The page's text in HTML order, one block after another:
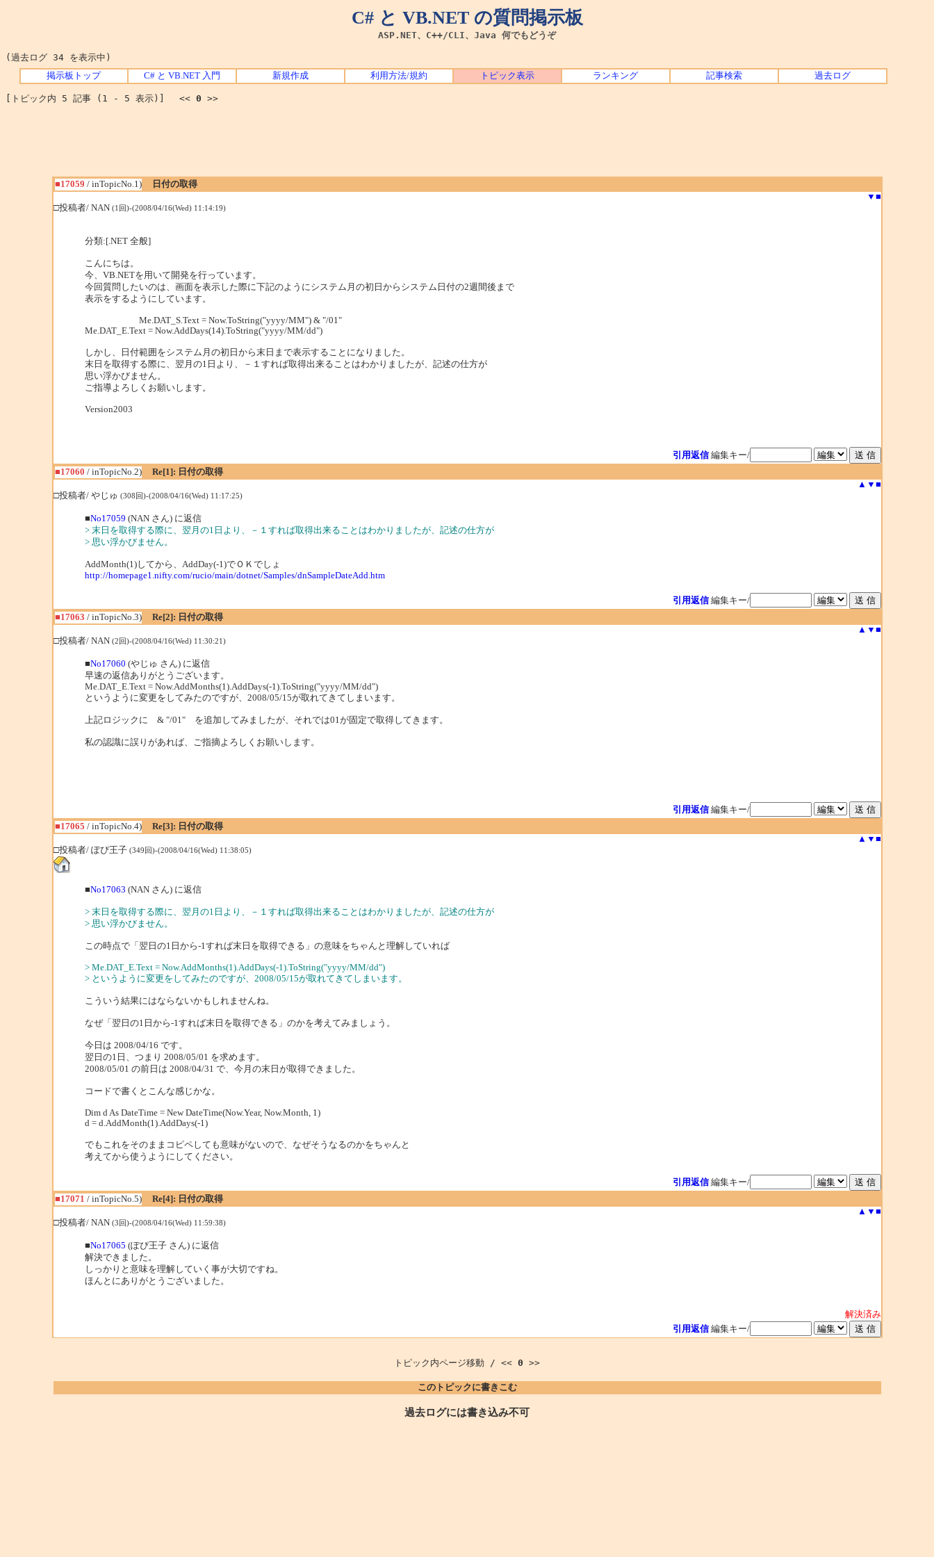
C# と VB.NET の質問掲示板
ASP.NET、C++/CLI、Java 何でもどうぞ
(過去ログ 34 を表示中)
掲示板トップ C# と VB.NET 入門 新規作成 利用方法/規約 トピック表示 ランキング 記事検索 過去ログ
[トピック内 5 記事 (1 - 5 表示)] << 0 >>
■17059 / inTopicNo.1)
日付の取得
▼ ■
□投稿者/ NAN (1回)-(2008/04/16(Wed) 11:14:19)
分類:[.NET 全般]
こんにちは。
今、VB.NETを用いて開発を行っています。
今回質問したいのは、画面を表示した際に下記のようにシステム月の初日からシステム日付の2週間後まで
表示をするようにしています。
Me.DAT_S.Text = Now.ToString("yyyy/MM") & "/01"
Me.DAT_E.Text = Now.AddDays(14).ToString("yyyy/MM/dd")
しかし、日付範囲をシステム月の初日から末日まで表示することになりました。
末日を取得する際に、翌月の1日より、－１すれば取得出来ることはわかりましたが、記述の仕方が
思い浮かびません。
ご指導よろしくお願いします。
Version2003
引用返信 編集キー/
■17060 / inTopicNo.2)
Re[1]: 日付の取得
▲ ▼ ■
□投稿者/ やじゅ (308回)-(2008/04/16(Wed) 11:17:25)
■No17059 (NAN さん) に返信
> 末日を取得する際に、翌月の1日より、－１すれば取得出来ることはわかりましたが、記述の仕方が
> 思い浮かびません。
AddMonth(1)してから、AddDay(-1)でＯＫでしょ
http://homepage1.nifty.com/rucio/main/dotnet/Samples/dnSampleDateAdd.htm
引用返信 編集キー/
■17063 / inTopicNo.3)
Re[2]: 日付の取得
▲ ▼ ■
□投稿者/ NAN (2回)-(2008/04/16(Wed) 11:30:21)
■No17060 (やじゅ さん) に返信
早速の返信ありがとうございます。
Me.DAT_E.Text = Now.AddMonths(1).AddDays(-1).ToString("yyyy/MM/dd")
というように変更をしてみたのですが、2008/05/15が取れてきてしまいます。
上記ロジックに & "/01" を追加してみましたが、それでは01が固定で取得してきます。
私の認識に誤りがあれば、ご指摘よろしくお願いします。
引用返信 編集キー/
■17065 / inTopicNo.4)
Re[3]: 日付の取得
▲ ▼ ■
□投稿者/ ぽぴ王子 (349回)-(2008/04/16(Wed) 11:38:05)
■No17063 (NAN さん) に返信
> 末日を取得する際に、翌月の1日より、－１すれば取得出来ることはわかりましたが、記述の仕方が
> 思い浮かびません。
この時点で「翌日の1日から-1すれば末日を取得できる」の意味をちゃんと理解していれば
> Me.DAT_E.Text = Now.AddMonths(1).AddDays(-1).ToString("yyyy/MM/dd")
> というように変更をしてみたのですが、2008/05/15が取れてきてしまいます。
こういう結果にはならないかもしれませんね。
なぜ「翌日の1日から-1すれば末日を取得できる」のかを考えてみましょう。
今日は 2008/04/16 です。
翌日の1日、つまり 2008/05/01 を求めます。
2008/05/01 の前日は 2008/04/31 で、今月の末日が取得できました。
コードで書くとこんな感じかな。
Dim d As DateTime = New DateTime(Now.Year, Now.Month, 1)
d = d.AddMonth(1).AddDays(-1)
でもこれをそのままコピペしても意味がないので、なぜそうなるのかをちゃんと
考えてから使うようにしてください。
引用返信 編集キー/
■17071 / inTopicNo.5)
Re[4]: 日付の取得
▲ ▼ ■
□投稿者/ NAN (3回)-(2008/04/16(Wed) 11:59:38)
■No17065 (ぽぴ王子 さん) に返信
解決できました。
しっかりと意味を理解していく事が大切ですね。
ほんとにありがとうございました。
解決済み
引用返信 編集キー/
トピック内ページ移動 / << 0 >>
このトピックに書きこむ
過去ログには書き込み不可